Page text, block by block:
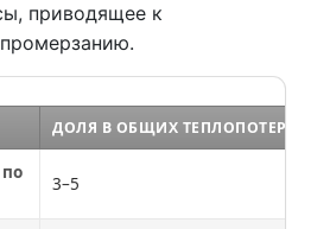
приводящее к
ДОЛЯ В ОБЩИХ ТЕПЛОПОТЕРЯХ,
3–5